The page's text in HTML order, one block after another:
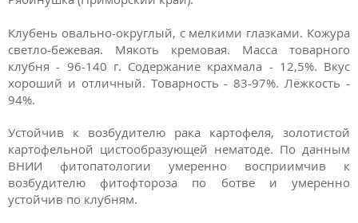
Клубень овально-округлый, с мелкими глазками. Кожура
светло-бежевая. Мякоть кремовая. Масса товарного
клубня - 96-140 г. Содержание крахмала - 12,5%. Вкус
хороший и отличный. Товарность - 83-97%. Лёжкость -
94%.
Устойчив к возбудителю рака картофеля, золотистой
картофельной цистообразующей нематоде. По данным
ВНИИ фитопатологии умеренно восприимчив к
возбудителю фитофтороза по ботве и умеренно
устойчив по клубням.